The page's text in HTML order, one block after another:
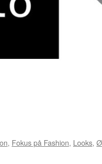
, Fokus på Fashion, Looks,